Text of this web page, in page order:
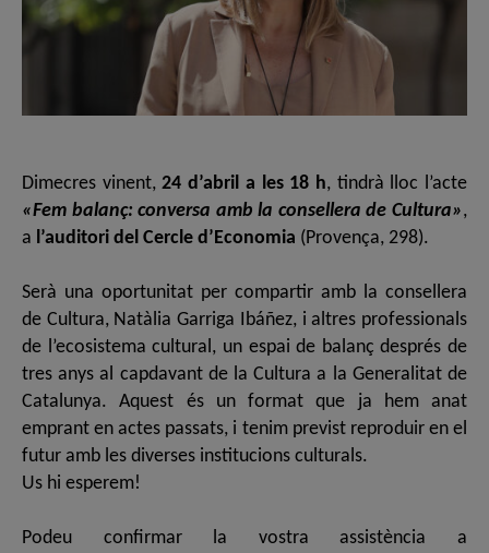
Dimecres vinent,24 d’abril a les 18 h, tindrà lloc l’acte
«Fem balanç: conversa amb la consellera de Cultura»,
a l’auditori del Cercle d’Economia (Provença, 298).
Serà una oportunitat per compartir amb la consellera
de Cultura, Natàlia Garriga Ibáñez, i altres professionals
de l’ecosistema cultural, un espai de balanç després de
tres anys al capdavant de la Cultura a la Generalitat de
Catalunya. Aquest és un format que ja hem anat
emprant en actes passats, i tenim previst reproduir en el
futur amb les diverses institucions culturals.
Us hi esperem!
Podeu confirmar la vostra assistència a